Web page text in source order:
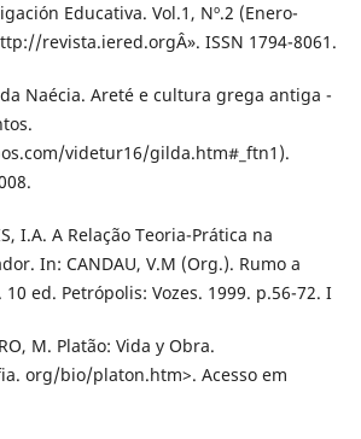
Educativa. Vol.1, Nº.2 (Enero-
revista.iered.orgÂ». ISSN 1794-8061.
Naécia. Areté e cultura grega antiga -
videtur16/gilda.htm#_ftn1).
I.A. A Relação Teoria-Prática na
In: CANDAU, V.M (Org.). Rumo a
ed. Petrópolis: Vozes. 1999. p.56-72. I
M. Platão: Vida y Obra.
org/bio/platon.htm>. Acesso em